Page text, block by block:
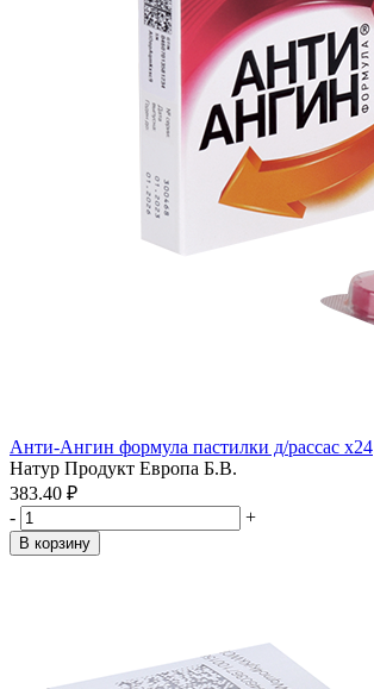
Анти-Ангин формула пастилки д/рассас x24
Натур Продукт Европа Б.В.
383.40 ₽
-
+
В корзину